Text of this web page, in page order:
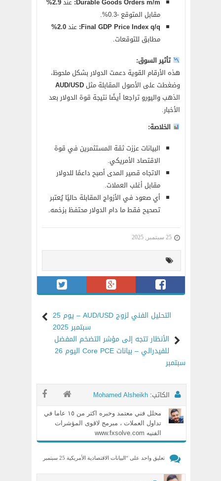
مقابل المتوقع -0.3%.
Final GDP Price Index q/q: عند2.0%
مطابق للتوقعات.
تأثير السوق:
هذه الأرقام القوية دعمت الدولار بشكل ملحوظ،
وضغطت على الأصول المقابلة مثلAUD/USD
الذهب واليورو تراجعا أيضًا نتيجة قوة الدولار بعد
الأخبار.
الخلاصة:
البيانات عززت ثقة المستثمرين في قوة
الاقتصاد الأمريكي.
الاتجاه قصير المدى أصبح داعمًا للدولار
مقابل أغلب العملات.
أي صعود في الأزواج المقابلة حاليًا يُعتبر
تصحيح فقط ما دام الدولار محتفظ بزخمه.
25 سبتمبر, 2025
التحليل الفني لزوج AUD/USD – يوم 25
سبتمبر 2025
الأنظار تتجه إلى مؤشر التضخم المفضل
للفيدرالي – بيانات Core PCE اليوم 26
سبتمبر
الكاتب: Mohamed Alsheikh
محلل فني معتمد وخبره اكثر من ١٥ عاما في
تداول العملات ، مبرمج لاقوى المؤشرات
الفنيه www.fxsolve.com
تعليق واحد على “ البيانات الاقتصادية الأمريكية 25 سبتمبر
2025 – ما تأثيرها على الدولار؟